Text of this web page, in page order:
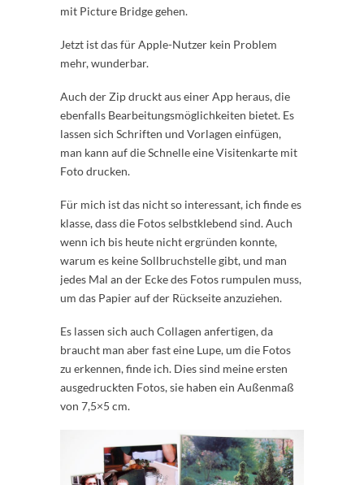
mit Picture Bridge gehen.
Jetzt ist das für Apple-Nutzer kein Problem
mehr, wunderbar.
Auch der Zip druckt aus einer App heraus, die
ebenfalls Bearbeitungsmöglichkeiten bietet. Es
lassen sich Schriften und Vorlagen einfügen,
man kann auf die Schnelle eine Visitenkarte mit
Foto drucken.
Für mich ist das nicht so interessant, ich finde es
klasse, dass die Fotos selbstklebend sind. Auch
wenn ich bis heute nicht ergründen konnte,
warum es keine Sollbruchstelle gibt, und man
jedes Mal an der Ecke des Fotos rumpulen muss,
um das Papier auf der Rückseite anzuziehen.
Es lassen sich auch Collagen anfertigen, da
braucht man aber fast eine Lupe, um die Fotos
zu erkennen, finde ich. Dies sind meine ersten
ausgedruckten Fotos, sie haben ein Außenmaß
von 7,5×5 cm.